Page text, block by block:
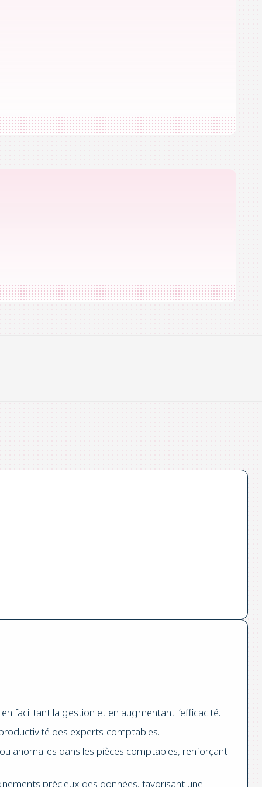
facilitant la gestion et en augmentant l’efficacité.
des experts-comptables.
anomalies dans les pièces comptables, renforçant
précieux des données, favorisant une